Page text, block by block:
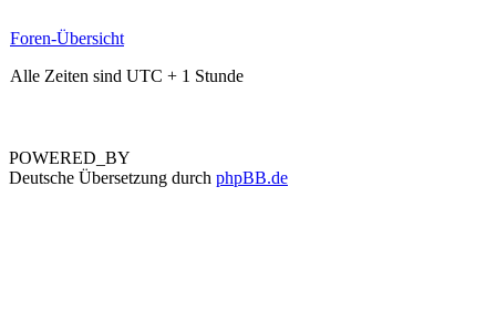
Foren-Übersicht
Alle Zeiten sind UTC + 1 Stunde
POWERED_BY
Deutsche Übersetzung durch phpBB.de